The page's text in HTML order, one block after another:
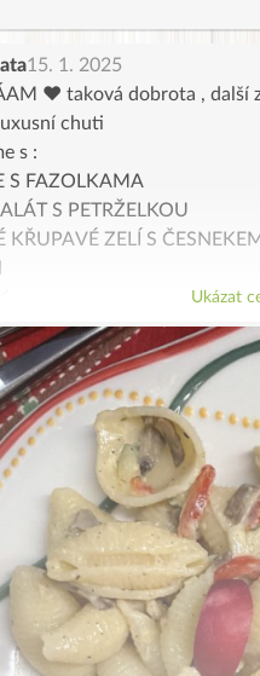
15. 1. 2025
♥️ taková dobrota , další
chuti
s :
S FAZOLKAMA
S PETRŽELKOU
KŘUPAVÉ ZELÍ S ČESNEKEM
❤️
fazole-s-
letni-salat-
pecene-zeli-
Ukázat